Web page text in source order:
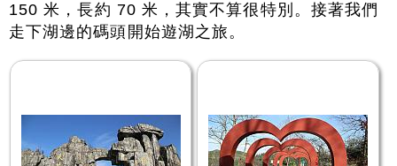
150 米，長約 70 米，其實不算很特別。接著我們
走下湖邊的碼頭開始遊湖之旅。